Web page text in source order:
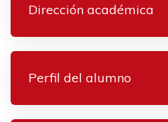
Dirección académica
Perfil del alumno